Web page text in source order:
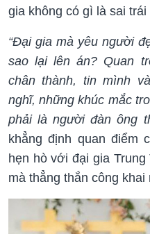
gia không có gì là sai trái
“Đại gia mà yêu người
sao lại lên án? Quan
chân thành, tin mình
nghĩ, những khúc mắc
phải là người đàn ông
khẳng định quan điểm
hẹn hò với đại gia
mà thẳng thắn công